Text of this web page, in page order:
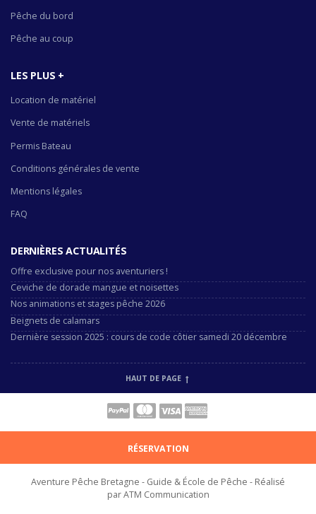
Pêche du bord
Pêche au coup
LES PLUS +
Location de matériel
Vente de matériels
Permis Bateau
Conditions générales de vente
Mentions légales
FAQ
DERNIÈRES ACTUALITÉS
Offre exclusive pour nos aventuriers !
Ceviche de dorade mangue et noisettes
Nos animations et stages pêche 2026
Beignets de calamars
Dernière session 2025 : cours de code côtier samedi 20 décembre
HAUT DE PAGE
RÉSERVATION
Aventure Pêche Bretagne - Guide & École de Pêche - Réalisé
par ATM Communication